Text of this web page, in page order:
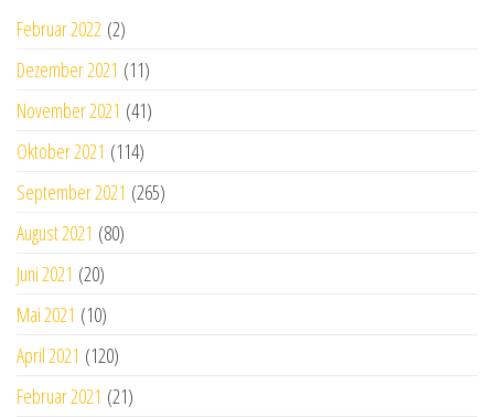
Februar 2022 (2)
Dezember 2021 (11)
November 2021 (41)
Oktober 2021 (114)
September 2021 (265)
August 2021 (80)
Juni 2021 (20)
Mai 2021 (10)
April 2021 (120)
Februar 2021 (21)